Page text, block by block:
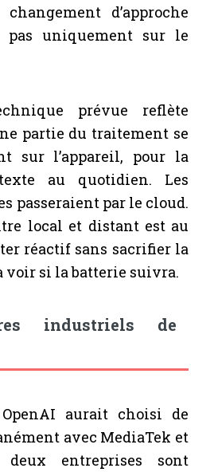
d’approche
pas uniquement sur le
prévue reflète
partie du traitement se
sur l’appareil, pour la
au quotidien. Les
passeraient par le cloud.
local et distant est au
réactif sans sacrifier la
voir si la batterie suivra.
industriels de
aurait choisi de
avec MediaTek et
deux entreprises sont